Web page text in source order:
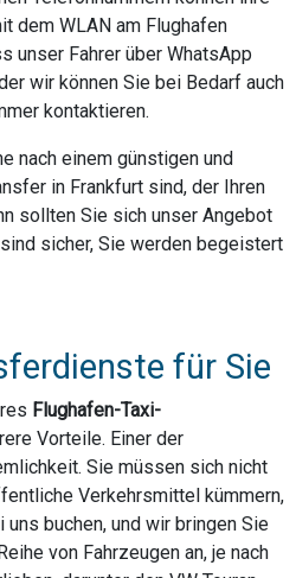
dem WLAN am Flughafen
unser Fahrer über WhatsApp
wir können Sie bei Bedarf auch
kontaktieren.
nach einem günstigen und
in Frankfurt sind, der Ihren
sollten Sie sich unser Angebot
sicher, Sie werden begeistert
für Sie
Flughafen-Taxi-
Vorteile. Einer der
Sie müssen sich nicht
Verkehrsmittel kümmern,
buchen, und wir bringen Sie
von Fahrzeugen an, je nach